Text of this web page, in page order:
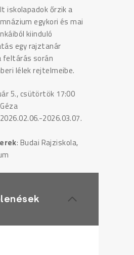
iskolapadok őrzik a
egykori és mai
kiinduló
egy rajztanár
feltárás során
lélek rejtelmeibe.
5., csütörtök 17:00
2026.02.06.-2026.03.07.
: Budai Rajziskola,